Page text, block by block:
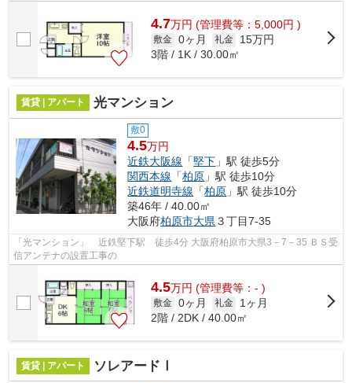
4.7万円 (管理費等：5,000円 )
敷金 0ヶ月 礼金
15万円
3階 / 1K / 30.00㎡
賃貸 | アパート 光マンション
敷0
4.5万円
近鉄大阪線 「堅下 」駅 徒歩5分
関西本線 「柏原 」駅 徒歩10分
近鉄道明寺線 「柏原 」駅 徒歩10分
築46年 / 40.00㎡
大阪府柏原市大県 ３丁目7-35
「光マンション」 近鉄堅下駅 徒歩4分 大阪府柏原市大県3－7－35 ＢＳ受
信アンテナの設置工事の
4.5万円 (管理費等：- )
敷金 0ヶ月 礼金
1ヶ月
2階 / 2DK / 40.00㎡
賃貸 | アパート ソレアードⅠ